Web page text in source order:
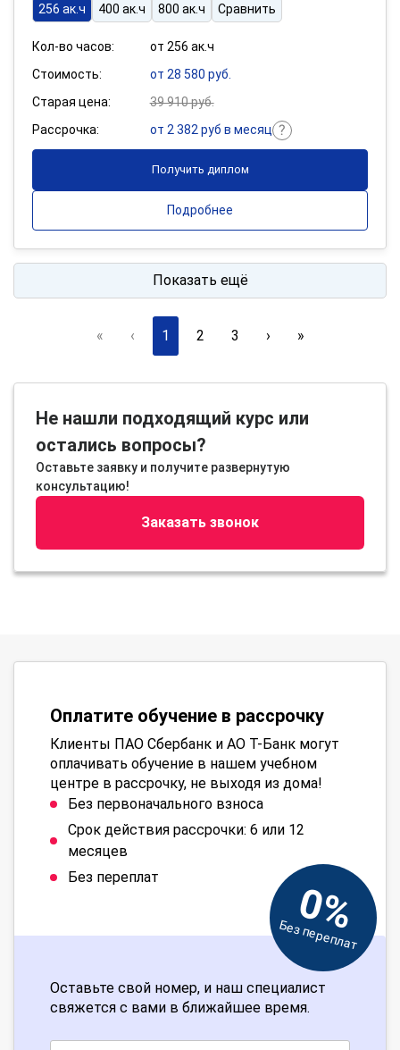
256 ак.ч 400 ак.ч 800 ак.ч Сравнить
Кол-во часов:
от 256 ак.ч
Стоимость:
от 28 580 руб.
Старая цена:
39 910 руб.
Рассрочка:
от 2 382 руб в месяц
Получить диплом
Подробнее
Показать ещё
« ‹ 1 2 3 › »
Не нашли подходящий курс или
остались вопросы?
Оставьте заявку и получите развернутую
консультацию!
Заказать звонок
Оплатите обучение в рассрочку
Клиенты ПАО Сбербанк и АО Т-Банк могут
оплачивать обучение в нашем учебном
центре в рассрочку, не выходя из дома!
Без первоначального взноса
Срок действия рассрочки: 6 или 12
месяцев
Без переплат
0%
Без переплат
Оставьте свой номер, и наш специалист
свяжется с вами в ближайшее время.